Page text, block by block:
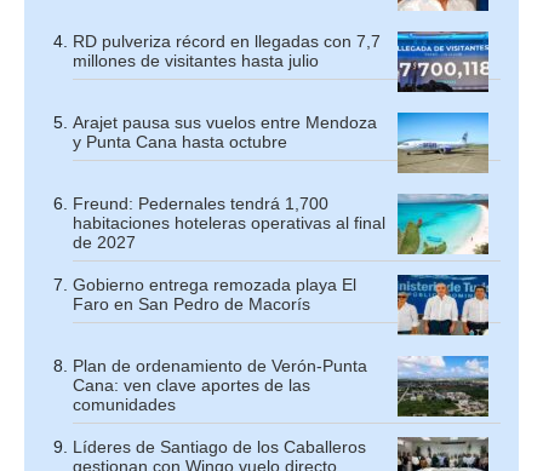
RD pulveriza récord en llegadas con 7,7
millones de visitantes hasta julio
Arajet pausa sus vuelos entre Mendoza
y Punta Cana hasta octubre
Freund: Pedernales tendrá 1,700
habitaciones hoteleras operativas al final
de 2027
Gobierno entrega remozada playa El
Faro en San Pedro de Macorís
Plan de ordenamiento de Verón-Punta
Cana: ven clave aportes de las
comunidades
Líderes de Santiago de los Caballeros
gestionan con Wingo vuelo directo